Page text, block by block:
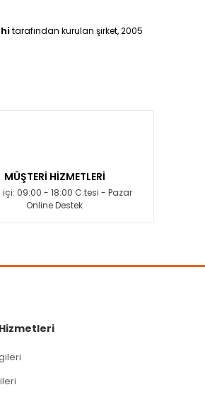
tarafından kurulan şirket, 2005
MÜŞTERİ HİZMETLERİ
09:00 - 18:00 C.tesi - Pazar
Online Destek